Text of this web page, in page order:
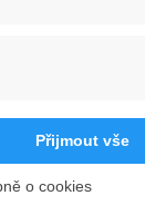
Přijmout vše
o cookies